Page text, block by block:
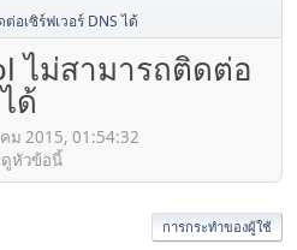
อเซิร์ฟเวอร์ DNS ได้
ไม่สามารถติดต่อ
ด้
ม 2015, 01:54:32
ดูหัวข้อนี้
การกระทำของผู้ใช้